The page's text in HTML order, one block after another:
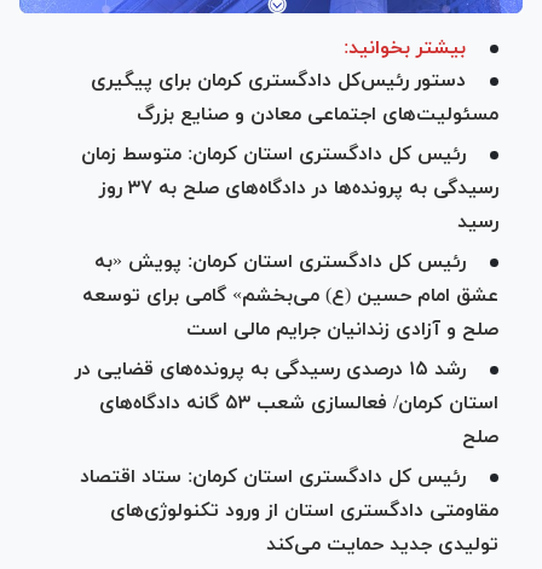
بیشتر بخوانید:
دستور رئیس‌کل دادگستری کرمان برای پیگیری
مسئولیت‌های اجتماعی معادن و صنایع بزرگ
رئیس کل دادگستری استان کرمان: متوسط زمان
رسیدگی به پرونده‌ها در دادگاه‌های صلح به ۳۷ روز
رسید
رئیس کل دادگستری استان کرمان: پویش «به
عشق امام حسین (ع) می‌بخشم» گامی برای توسعه
صلح و آزادی زندانیان جرایم مالی است
رشد ۱۵ درصدی رسیدگی به پرونده‌های قضایی در
استان کرمان/ فعالسازی شعب ۵۳ گانه دادگاه‌های
صلح
رئیس کل دادگستری استان کرمان: ستاد اقتصاد
مقاومتی دادگستری استان از ورود تکنولوژی‌های
تولیدی جدید حمایت می‌کند